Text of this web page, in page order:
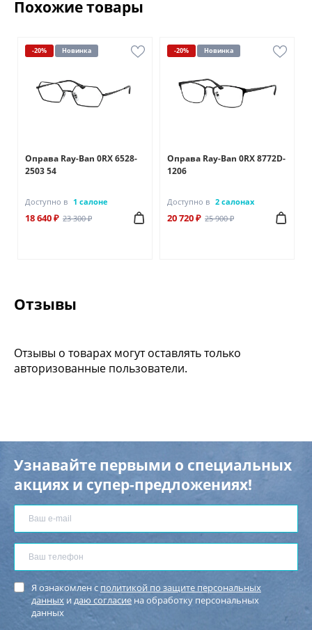
Похожие товары
-20% Новинка
Оправа Ray-Ban 0RX 6528-
2503 54
Доступно в 1 салоне
18 640 ₽ 23 300 ₽
-20% Новинка
Оправа Ray-Ban 0RX 8772D-
1206
Доступно в 2 салонах
20 720 ₽ 25 900 ₽
Отзывы
Отзывы о товарах могут оставлять только
авторизованные пользователи.
Узнавайте первыми о специальных
акциях и супер-предложениях!
Я ознакомлен с политикой по защите персональных
данных и даю согласие на обработку персональных
данных